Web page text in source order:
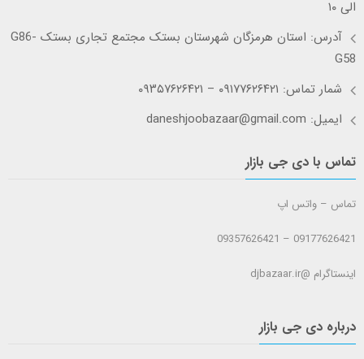
الی ۱۰
آدرس: استان هرمزگان شهرستان بستک مجتمع تجاری بستک G86-
G58
شمار تماس: ۰۹۱۷۷۶۲۶۴۲۱ – ۰۹۳۵۷۶۲۶۴۲۱
ایمیل: daneshjoobazaar@gmail.com
تماس با دی جی بازار
تماس – واتس اپ
09177626421 – 09357626421
اینستاگرام @djbazaar.ir
درباره دی جی بازار